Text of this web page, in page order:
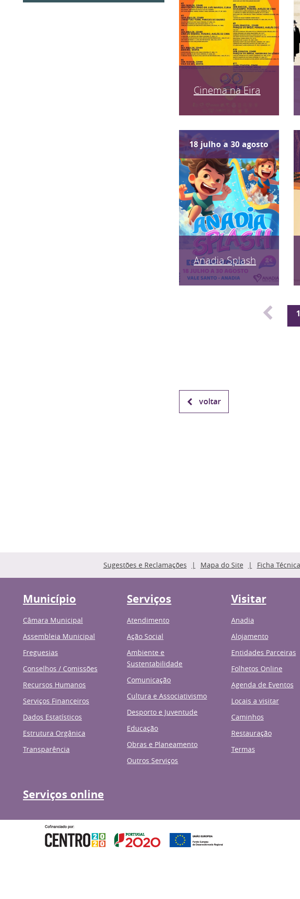
Cinema na Eira
18 julho a 30 agosto
Anadia Splash
1
voltar
Sugestões e Reclamações Mapa do Site Ficha Técnica
Município
Câmara Municipal
Assembleia Municipal
Freguesias
Conselhos / Comissões
Recursos Humanos
Serviços Financeiros
Dados Estatísticos
Estrutura Orgânica
Transparência
Serviços
Atendimento
Ação Social
Ambiente e
Sustentabilidade
Comunicação
Cultura e Associativismo
Desporto e Juventude
Educação
Obras e Planeamento
Outros Serviços
Visitar
Anadia
Alojamento
Entidades Parceiras
Folhetos Online
Agenda de Eventos
Locais a visitar
Caminhos
Restauração
Termas
Serviços online